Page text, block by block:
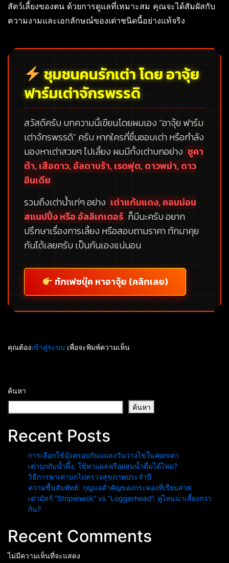
สัตว์เลี้ยงของตน ด้วยการดูแลที่เหมาะสม คุณจะได้สัมผัสกับ
ความงามและเอกลักษณ์ของเต่าชนิดนี้อย่างแท้จริง
ชุมชนคนรักเต่า โดย อาจุ้ย
ฟาร์มเต่าจักรพรรดิ
สวัสดีครับ บทความนี้เขียนโดยผมเอง “อาจุ้ย ฟาร์ม
เต่าจักรพรรดิ”ครับ หากใครที่ชื่นชอบเต่า หรือกำลัง
มองหาเต่าสวยๆ ไปเลี้ยง ผมมีทั้งเต่าบกอย่าง ซูคา
ต้า, เสือดาว, อัลดาบร้า, เรดฟุต, ดาวพม่า, ดาว
อินเดีย
รวมถึงเต่าน้ำเท่ๆ อย่าง เต่าแก้มแดง, คอมม่อน
สแนปปิ้ง หรือ อัลลิเกเตอร์ ก็มีนะครับ อยาก
ปรึกษาเรื่องการเลี้ยง หรือสอบถามราคา ทักมาคุย
กันได้เลยครับ เป็นกันเองแน่นอน
ทักเฟซบุ๊ค หาอาจุ้ย (คลิกเลย)
คุณต้องเข้าสู่ระบบ เพื่อจะพิมพ์ความเห็น
ค้นหา
ค้นหา
Recent Posts
การเลือกใช้มุ้งครอบกันแมลงวันวางไข่ในคอกเต่า
เต่าบกกับน้ำผึ้ง: ใช้ทาแผลหรือผสมน้ำดื่มได้ไหม?
วิธีการพาเต่าบกไปตรวจสุขภาพประจำปี
ความชื้นสัมพัทธ์: กุญแจสำคัญของกระดองที่เรียบสวย
เต่ามัสก์ “Stripeneck” vs “Loggerhead”: คู่ไหนน่าเลี้ยงกว่า
กัน?
Recent Comments
ไม่มีความเห็นที่จะแสดง